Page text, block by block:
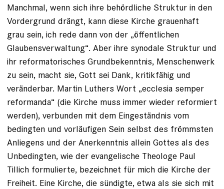
Manchmal, wenn sich ihre behördliche Struktur in den
Vordergrund drängt, kann diese ­Kirche grauenhaft
grau sein, ich rede dann von der „öffentlichen
Glaubensverwaltung“. Aber ihre synodale Struktur und
ihr reformatorisches Grundbekenntnis, Menschenwerk
zu sein, macht sie, Gott sei Dank, kritikfähig und
veränderbar. Martin Luthers Wort „ecclesia semper
reformanda“ (die Kirche muss immer wieder ­reformiert
werden), verbunden mit dem Eingeständnis vom
bedingten und vorläufigen Sein selbst des frömmsten
Anliegens und der Anerkenntnis allein Gottes als des
Unbedingten, wie der evangelische Theologe Paul
Tillich formulierte, bezeichnet für mich die Kirche der
Freiheit. Eine Kirche, die sündigte, etwa als sie sich mit